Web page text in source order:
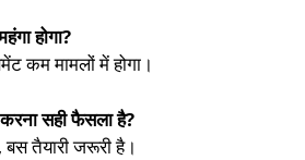
होगा?
कम मामलों में होगा।
सही फैसला है?
तैयारी जरूरी है।